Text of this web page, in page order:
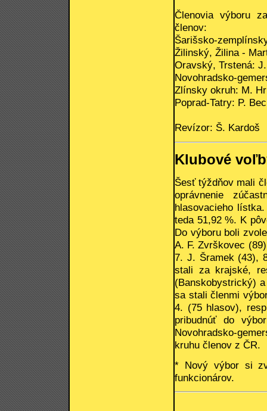
Členovia výboru
členov:
Šarišsko-
Žilinský, Žilina -
Oravský, Trstená:
Novohradsko-
Zlínsky okruh: M.
Poprad-Tatry: P.
Revízor: Š. Kardoš
Klubové
Šesť týždňov mali
oprávnenie
hlasovacieho
teda 51,92 %. K
Do výboru boli
A. F. Zvrškovec
7. J. Šramek (43),
stali za krajské,
(Banskobystrický)
sa stali členmi
4. (75 hlasov),
pribudnúť do
Novohradsko-
kruhu členov z ČR.
* Nový výbor si
funkcionárov.